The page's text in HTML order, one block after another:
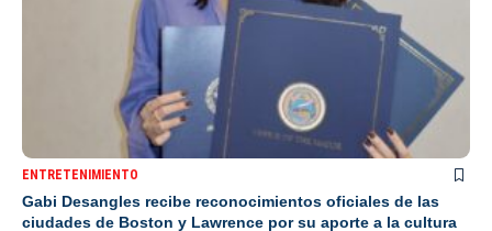
ENTRETENIMIENTO
Gabi Desangles recibe reconocimientos oficiales de las
ciudades de Boston y Lawrence por su aporte a la cultura